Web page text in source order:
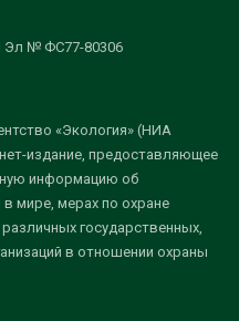
Эл № ФС77-80306
«Экология» (НИА
издание, предоставляющее
информацию об
в мире, мерах по охране
государственных,
в отношении охраны